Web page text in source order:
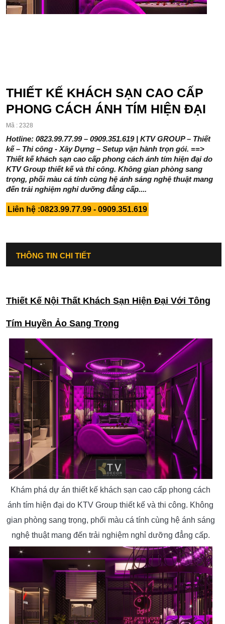
THIẾT KẾ KHÁCH SẠN CAO CẤP
PHONG CÁCH ÁNH TÍM HIỆN ĐẠI
Mã : 2328
Hotline: 0823.99.77.99 – 0909.351.619 | KTV GROUP – Thiết
kế – Thi công - Xây Dựng – Setup vận hành trọn gói. ==>
Thiết kế khách sạn cao cấp phong cách ánh tím hiện đại do
KTV Group thiết kế và thi công. Không gian phòng sang
trọng, phối màu cá tính cùng hệ ánh sáng nghệ thuật mang
đến trải nghiệm nghỉ dưỡng đẳng cấp....
Liên hệ :0823.99.77.99 - 0909.351.619
THÔNG TIN CHI TIẾT
Thiết Kế Nội Thất Khách Sạn Hiện Đại Với Tông
Tím Huyền Ảo Sang Trọng
Khám phá dự án thiết kế khách sạn cao cấp phong cách
ánh tím hiện đại do KTV Group thiết kế và thi công. Không
gian phòng sang trọng, phối màu cá tính cùng hệ ánh sáng
nghệ thuật mang đến trải nghiệm nghỉ dưỡng đẳng cấp.